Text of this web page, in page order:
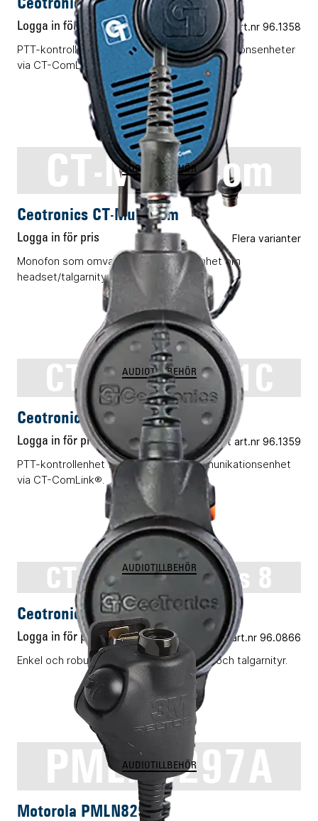
Logga in för pris Vårt art.nr 96.1358
PTT-kontrollenhet för upp till två kommunikationsenheter
via CT-ComLink®.
CT-MultiCom
AUDIOTILLBEHÖR
Ceotronics CT-MultiCom
Logga in för pris Flera varianter
Monofon som omvandlas till en PTT-enhet om
headset/talgarnityr ansluts.
CT-MultiPTT 1C
AUDIOTILLBEHÖR
Ceotronics CT-MultiPTT 1C
Logga in för pris Vårt art.nr 96.1359
PTT-kontrollenhet för en ansluten kommunikationsenhet
via CT-ComLink®.
CT-HR PTT series 8
AUDIOTILLBEHÖR
Ceotronics CT-HR PTT series 8
Logga in för pris Vårt art.nr 96.0866
Enkel och robust PTT-enhet för headset och talgarnityr.
PMLN8297A
AUDIOTILLBEHÖR
Motorola PMLN8297A